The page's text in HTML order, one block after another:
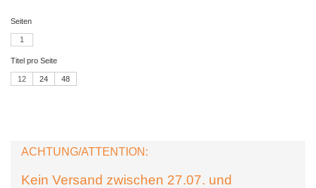
Seiten
1
Titel pro Seite
12 24 48
ACHTUNG/ATTENTION:
Kein Versand zwischen 27.07. und